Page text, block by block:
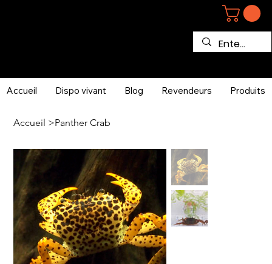
Accueil Dispo vivant Blog Revendeurs Produits
Accueil >Panther Crab